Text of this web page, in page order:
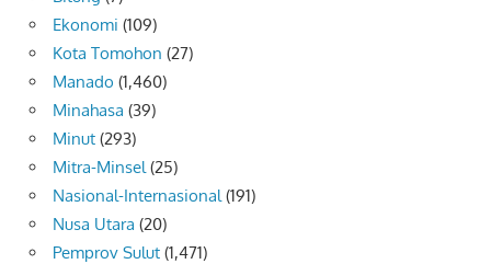
Ekonomi (109)
Kota Tomohon (27)
Manado (1,460)
Minahasa (39)
Minut (293)
Mitra-Minsel (25)
Nasional-Internasional (191)
Nusa Utara (20)
Pemprov Sulut (1,471)